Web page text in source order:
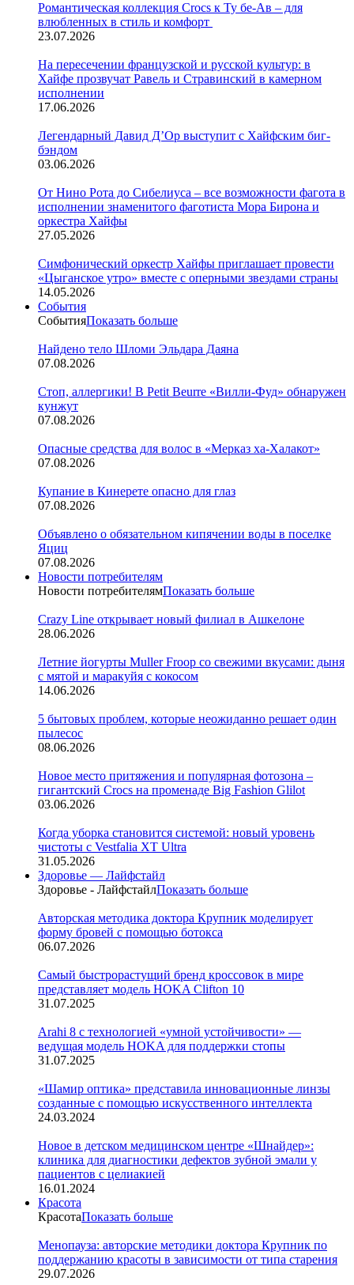
Романтическая коллекция Crocs к Ту бе-Ав – для
влюбленных в стиль и комфорт
23.07.2026
На пересечении французской и русской культур: в
Хайфе прозвучат Равель и Стравинский в камерном
исполнении
17.06.2026
Легендарный Давид Д’Ор выступит с Хайфским биг-
бэндом
03.06.2026
От Нино Рота до Сибелиуса – все возможности фагота в
исполнении знаменитого фаготиста Мора Бирона и
оркестра Хайфы
27.05.2026
Симфонический оркестр Хайфы приглашает провести
«Цыганское утро» вместе с оперными звездами страны
14.05.2026
События
СобытияПоказать больше
Найдено тело Шломи Эльдара Даяна
07.08.2026
Стоп, аллергики! В Petit Beurre «Вилли-Фуд» обнаружен
кунжут
07.08.2026
Опасные средства для волос в «Мерказ ха-Халакот»
07.08.2026
Купание в Кинерете опасно для глаз
07.08.2026
Объявлено о обязательном кипячении воды в поселке
Яциц
07.08.2026
Новости потребителям
Новости потребителямПоказать больше
Crazy Line открывает новый филиал в Ашкелоне
28.06.2026
Летние йогурты Muller Froop со свежими вкусами: дыня
с мятой и маракуйя с кокосом
14.06.2026
5 бытовых проблем, которые неожиданно решает один
пылесос
08.06.2026
Новое место притяжения и популярная фотозона –
гигантский Crocs на променаде Big Fashion Glilot
03.06.2026
Когда уборка становится системой: новый уровень
чистоты с Vestfalia XT Ultra
31.05.2026
Здоровье — Лайфстайл
Здоровье - ЛайфстайлПоказать больше
Авторская методика доктора Крупник моделирует
форму бровей с помощью ботокса
06.07.2026
Cамый быстрорастущий бренд кроссовок в мире
представляет модель HOKA Clifton 10
31.07.2025
Arahi 8 c технологией «умной устойчивости» —
ведущая модель HOKA для поддержки стопы
31.07.2025
«Шамир оптика» представила инновационные линзы
созданные с помощью искусственного интеллекта
24.03.2024
Новое в детском медицинском центре «Шнайдер»:
клиника для диагностики дефектов зубной эмали у
пациентов с целиакией
16.01.2024
Красота
КрасотаПоказать больше
Менопауза: авторские методики доктора Крупник по
поддержанию красоты в зависимости от типа старения
29.07.2026